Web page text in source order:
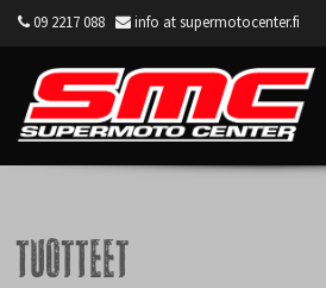
09 2217 088 info at supermotocenter.fi
Tuotteet